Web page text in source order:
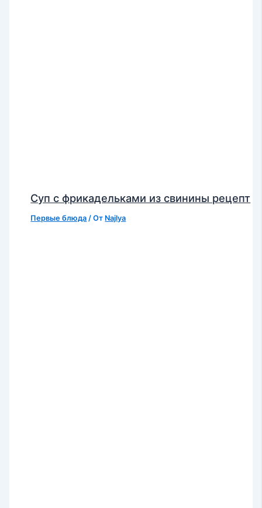
Суп с фрикадельками из свинины рецепт
Первые блюда / От Najlya